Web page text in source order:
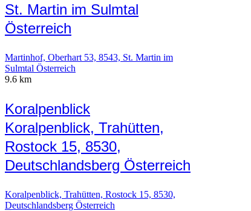
St. Martin im Sulmtal
Österreich
Martinhof, Oberhart 53, 8543, St. Martin im
Sulmtal Österreich
9.6 km
Koralpenblick
Koralpenblick, Trahütten,
Rostock 15, 8530,
Deutschlandsberg Österreich
Koralpenblick, Trahütten, Rostock 15, 8530,
Deutschlandsberg Österreich